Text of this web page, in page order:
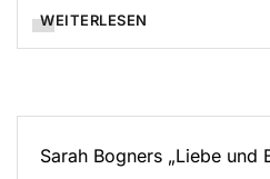
WEITERLESEN
Sarah Bogners „Liebe und